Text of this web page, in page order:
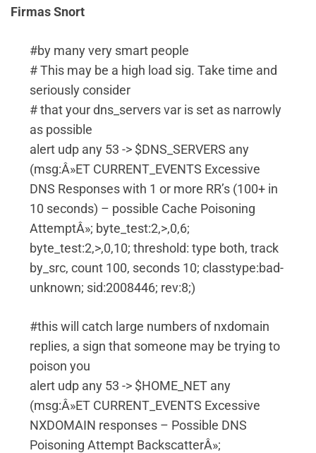
Firmas Snort
#by many very smart people
# This may be a high load sig. Take time and
seriously consider
# that your dns_servers var is set as narrowly
as possible
alert udp any 53 -> $DNS_SERVERS any
(msg:Â»ET CURRENT_EVENTS Excessive
DNS Responses with 1 or more RR’s (100+ in
10 seconds) – possible Cache Poisoning
AttemptÂ»; byte_test:2,>,0,6;
byte_test:2,>,0,10; threshold: type both, track
by_src, count 100, seconds 10; classtype:bad-
unknown; sid:2008446; rev:8;)
#this will catch large numbers of nxdomain
replies, a sign that someone may be trying to
poison you
alert udp any 53 -> $HOME_NET any
(msg:Â»ET CURRENT_EVENTS Excessive
NXDOMAIN responses – Possible DNS
Poisoning Attempt BackscatterÂ»;